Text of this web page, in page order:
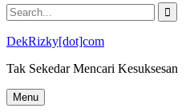
Search
for:
DekRizky[dot]com
Tak Sekedar Mencari Kesuksesan
Menu